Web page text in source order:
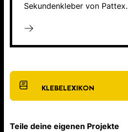
Sekundenkleber von Pattex.
KLEBELEXIKON
Teile deine eigenen Projekte